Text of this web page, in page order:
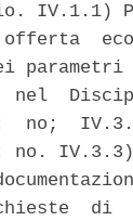
IV.1.1)
nel
no;
no.
di